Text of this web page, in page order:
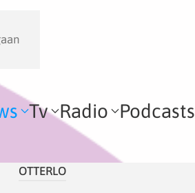
Tv Radio Podcasts
OTTERLO